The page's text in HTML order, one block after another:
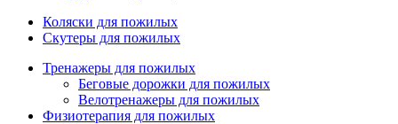
Коляски для пожилых
Скутеры для пожилых
Тренажеры для пожилых
Беговые дорожки для пожилых
Велотренажеры для пожилых
Физиотерапия для пожилых